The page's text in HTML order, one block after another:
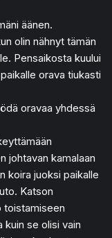
äänen.
olin nähnyt tämän
Pensaikosta kuului
orava tiukasti
oravaa yhdessä
johtavan kamalaan
koira juoksi paikalle
Katson
toistamiseen
kuin se olisi vain